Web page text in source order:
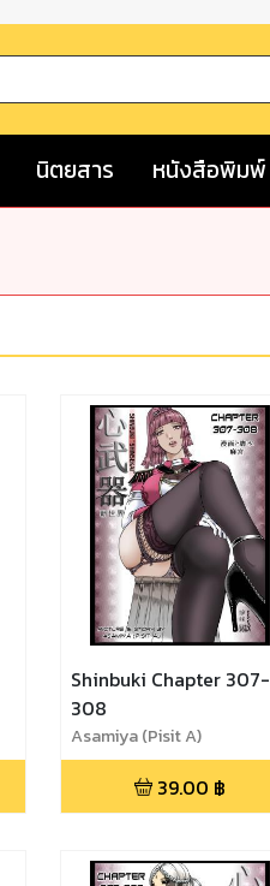
นิตยสาร หนังสือพิมพ์
Shinbuki Chapter 307-
308
Asamiya (Pisit A)
39.00 ฿